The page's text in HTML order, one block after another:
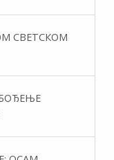
СВЕТСКОМ